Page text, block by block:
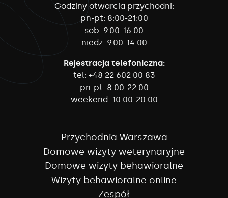
Godziny otwarcia przychodni:
pn-pt: 8:00-21:00
sob: 9:00-16:00
niedz: 9:00-14:00
Rejestracja telefoniczna:
tel: +48 22 602 00 83
pn-pt: 8:00-22:00
weekend: 10:00-20:00
Przychodnia Warszawa
Domowe wizyty weterynaryjne
Domowe wizyty behawioralne
Wizyty behawioralne online
Zespół